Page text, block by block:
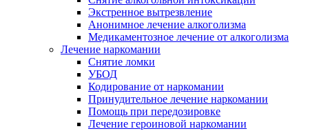
Экстренное вытрезвление
Анонимное лечение алкоголизма
Медикаментозное лечение от алкоголизма
Лечение наркомании
Снятие ломки
УБОД
Кодирование от наркомании
Принудительное лечение наркомании
Помощь при передозировке
Лечение героиновой наркомании